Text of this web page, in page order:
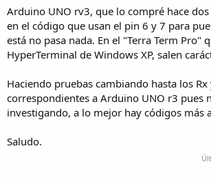
Arduino UNO rv3, que lo compré hace
en el código que usan el pin 6 y 7 para
está no pasa nada. En el "Terra Term Pro"
HyperTerminal de Windows XP, salen
Haciendo pruebas cambiando hasta los Rx
correspondientes a Arduino UNO r3 pues
investigando, a lo mejor hay códigos más
Saludo.